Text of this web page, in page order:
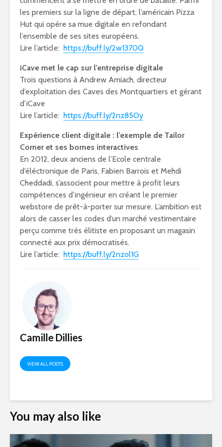
les premiers sur la ligne de départ, l’américain Pizza
Hut qui opère sa mue digitale en refondant
l’ensemble de ses sites européens.
Lire l’article: https://buff.ly/2w1370Q
iCave met le cap sur l’entreprise digitale
Trois questions à Andrew Amiach, directeur
d’exploitation des Caves des Montquartiers et gérant
d’iCave
Lire l’article: https://buff.ly/2nz85Oy
Expérience client digitale : l’exemple de Tailor
Corner et ses bornes interactives
En 2012, deux anciens de l’Ecole centrale
d’éléctronique de Paris, Fabien Barrois et Mehdi
Cheddadi, s’associent pour mettre à profit leurs
compétences d’ingénieur en créant le premier
webstore de prêt-à-porter sur mesure. L’ambition est
alors de casser les codes d’un marché vestimentaire
perçu comme très élitiste en proposant un magasin
connecté aux prix démocratisés.
Lire l’article: https://buff.ly/2nzol1G
Camille Dillies
VIEW ALL POSTS
You may also like